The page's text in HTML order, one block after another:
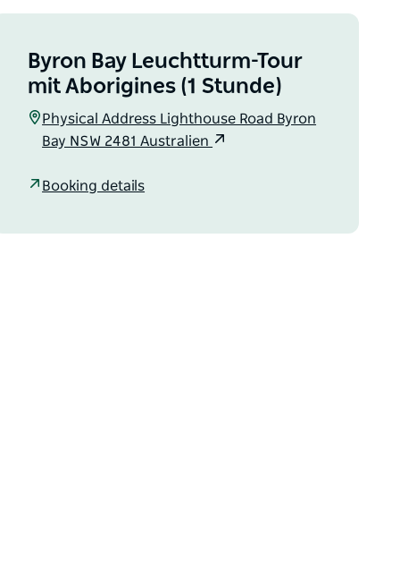
Byron Bay Leuchtturm-Tour
mit Aborigines (1 Stunde)
Physical Address Lighthouse Road Byron
Bay NSW 2481 Australien
Booking details